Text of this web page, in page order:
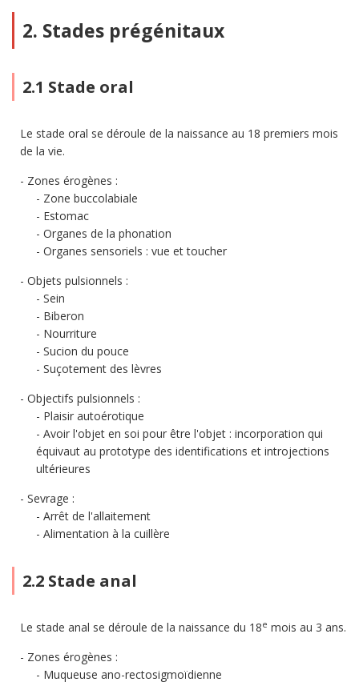
2. Stades prégénitaux
2.1 Stade oral
Le stade oral se déroule de la naissance au 18 premiers mois
de la vie.
Zones érogènes :
Zone buccolabiale
Estomac
Organes de la phonation
Organes sensoriels : vue et toucher
Objets pulsionnels :
Sein
Biberon
Nourriture
Sucion du pouce
Suçotement des lèvres
Objectifs pulsionnels :
Plaisir autoérotique
Avoir l'objet en soi pour être l'objet : incorporation qui
équivaut au prototype des identifications et introjections
ultérieures
Sevrage :
Arrêt de l'allaitement
Alimentation à la cuillère
2.2 Stade anal
Le stade anal se déroule de la naissance du 18e mois au 3 ans.
Zones érogènes :
Muqueuse ano-rectosigmoïdienne